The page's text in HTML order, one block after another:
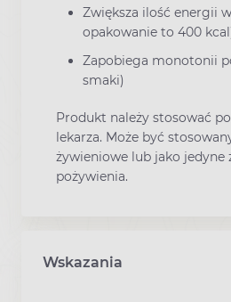
Zwiększa ilość energii
opakowanie to 400
Zapobiega monotonii
smaki)
Produkt należy stosować
lekarza. Może być
żywieniowe lub jako jedyne
pożywienia.
Wskazania